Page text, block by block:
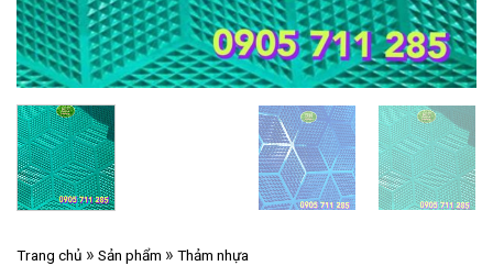
Trang chủ Sản phẩm Thảm nhựa